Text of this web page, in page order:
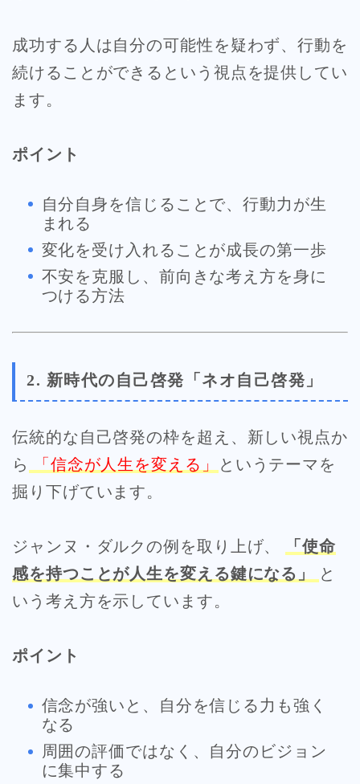
成功する人は自分の可能性を疑わず、行動を
続けることができるという視点を提供してい
ます。
ポイント
自分自身を信じることで、行動力が生
まれる
変化を受け入れることが成長の第一歩
不安を克服し、前向きな考え方を身に
つける方法
2. 新時代の自己啓発「ネオ自己啓発」
伝統的な自己啓発の枠を超え、新しい視点か
ら
「信念が人生を変える」
というテーマを
掘り下げています。
ジャンヌ・ダルクの例を取り上げ、
「使命
感を持つことが人生を変える鍵になる」
と
いう考え方を示しています。
ポイント
信念が強いと、自分を信じる力も強く
なる
周囲の評価ではなく、自分のビジョン
に集中する